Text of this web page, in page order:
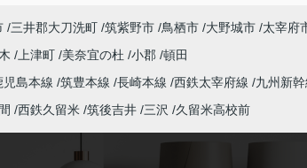
三井郡大刀洗町 筑紫野市 鳥栖市 大野城市 太宰府
上津町 美奈宜の杜 小郡 頓田
児島本線 筑豊本線 長崎本線 西鉄太宰府線
九州新幹
西鉄久留米 筑後吉井 三沢 久留米高校前